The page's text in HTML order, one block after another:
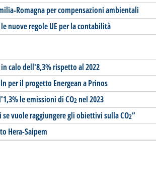
Romagna per compensazioni ambientali
nuove regole UE per la contabilità
calo dell'8,3% rispetto al 2022
per il progetto Energean a Prinos
le emissioni di CO2nel 2023
se vuole raggiungere gli obiettivi sulla CO2”
Hera-Saipem